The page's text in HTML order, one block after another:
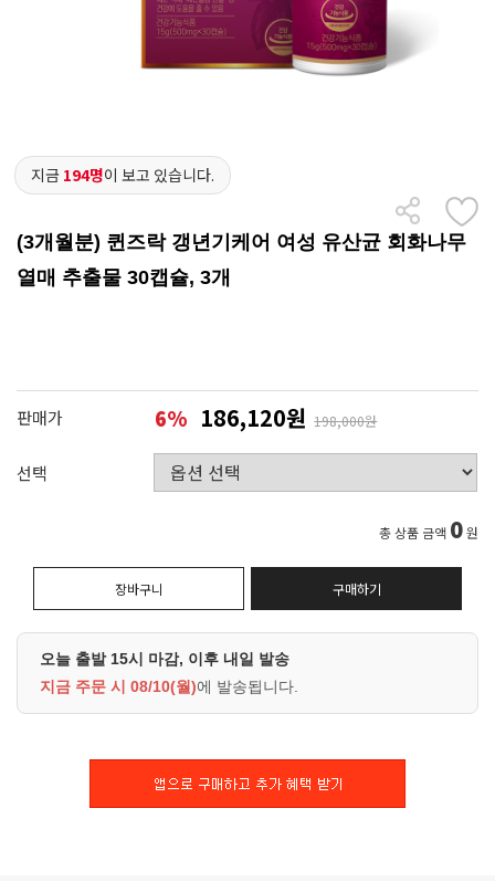
지금 194명이 보고 있습니다.
(3개월분) 퀸즈락 갱년기케어 여성 유산균 회화나무
열매 추출물 30캡슐, 3개
판매가 6% 186,120원 198,000원
선택
총 상품 금액 0원
장바구니 구매하기
오늘 출발 15시 마감, 이후 내일 발송
지금 주문 시 08/10(월)에 발송됩니다.